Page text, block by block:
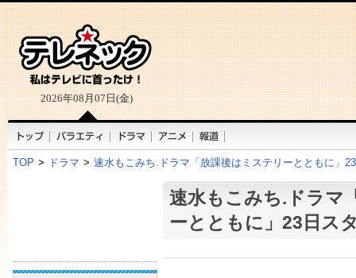
2026年08月07日(金)
TOP > ドラマ > 速水もこみち.ドラマ「放課後はミステリーとともに」
速水もこみち.ドラマ
ーとともに」23日ス